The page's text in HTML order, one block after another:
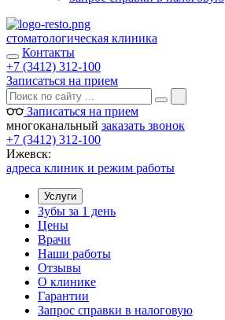
стоматологическая клиника
Контакты
+7 (3412) 312-100
Записаться на прием
Записаться на прием
многоканальный заказать звонок
+7 (3412) 312-100
Ижевск:
адреса клиник и режим работы
Услуги
Зубы за 1 день
Цены
Врачи
Наши работы
Отзывы
О клинике
Гарантии
Запрос справки в налоговую